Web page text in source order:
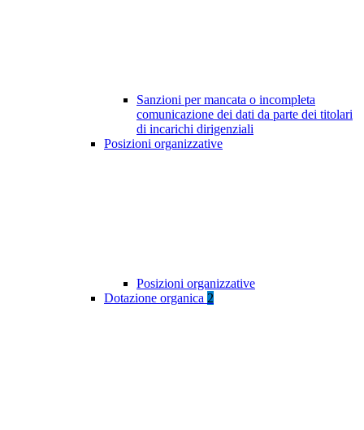
Sanzioni per mancata o incompleta
comunicazione dei dati da parte dei titolari
di incarichi dirigenziali
Posizioni organizzative
Posizioni organizzative
Dotazione organica 2